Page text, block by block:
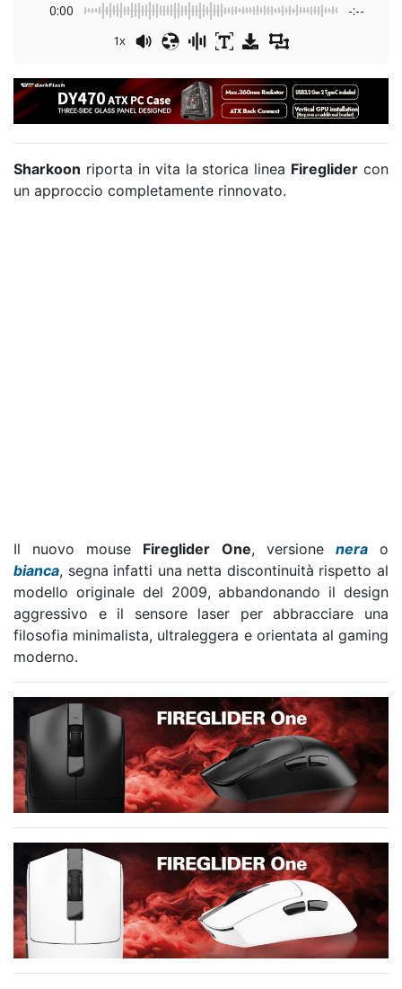
0:00 -:--
1x
Sharkoon riporta in vita la storica linea Fireglider con
un approccio completamente rinnovato.
Il nuovo mouse Fireglider One, versione nerao
bianca, segna infatti una netta discontinuità rispetto al
modello originale del 2009, abbandonando il design
aggressivo e il sensore laser per abbracciare una
filosofia minimalista, ultraleggera e orientata al gaming
moderno.